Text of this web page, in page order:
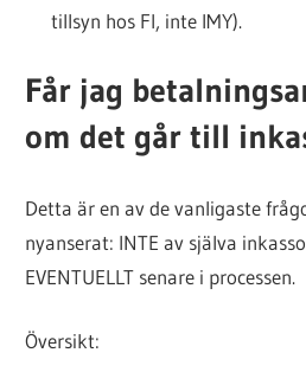
tillsyn hos FI, inte IMY).
Får jag
om det går till
Detta är en av de vanligaste
nyanserat: INTE av själva
EVENTUELLT senare i processen.
Översikt: